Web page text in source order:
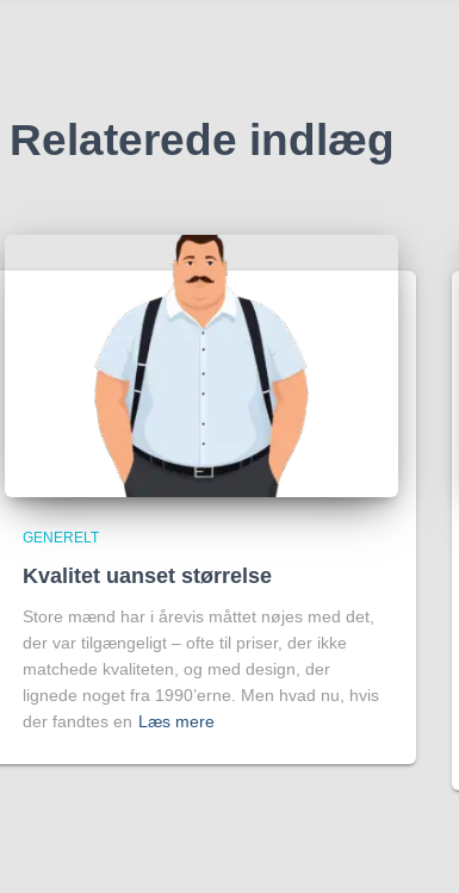
Relaterede indlæg
GENERELT
Kvalitet uanset størrelse
Store mænd har i årevis måttet nøjes med det,
der var tilgængeligt – ofte til priser, der ikke
matchede kvaliteten, og med design, der
lignede noget fra 1990’erne. Men hvad nu, hvis
der fandtes en Læs mere